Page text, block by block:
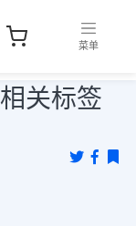
菜单
关标签